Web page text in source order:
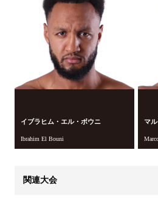
イブラヒム・エル・ボウニ
Ibrahim El Bouni
マ
関連大会